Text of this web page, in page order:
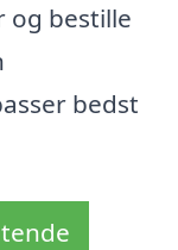
og bestille
bedst